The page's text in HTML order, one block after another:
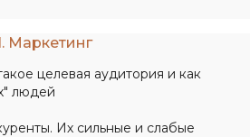
Маркетинг
целевая аудитория и как
людей
Их сильные и слабые